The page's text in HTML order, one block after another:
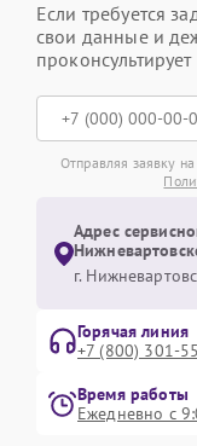
Если требуется
свои данные и
проконсультирует
Отправляя заявку
Адрес
г.
Горячая линия
+7 (800) 301-
Время работы
Ежедневно с